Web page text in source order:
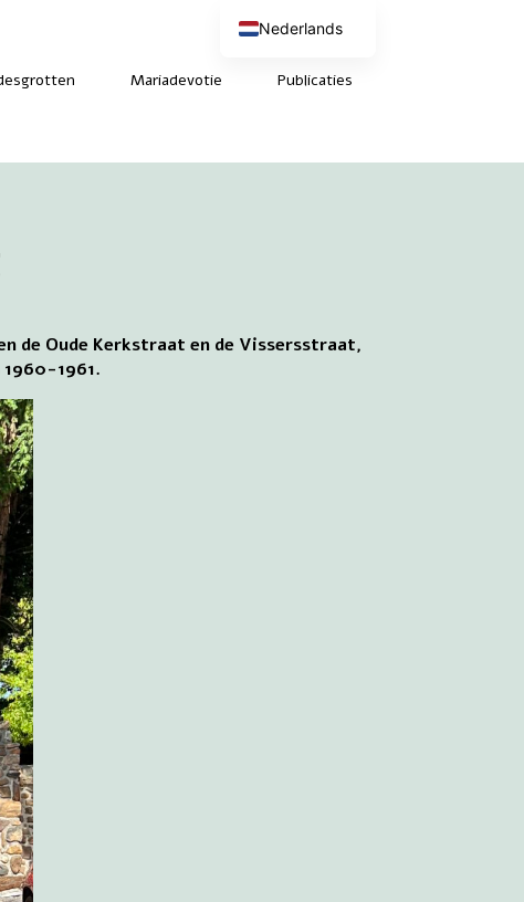
Mariadevotie Publicaties
de Oude Kerkstraat en de Vissersstraat,
1961.
Nederlands
Deutsch